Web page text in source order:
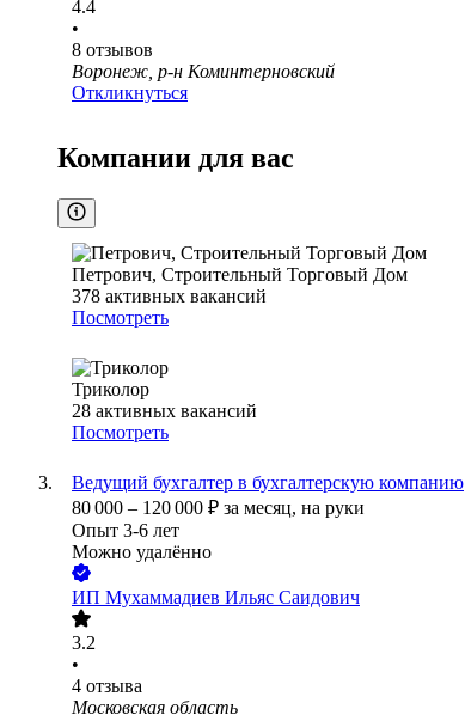
4.4
•
8 отзывов
Воронеж, р-н Коминтерновский
Откликнуться
Компании для вас
Петрович, Строительный Торговый Дом
378 активных вакансий
Посмотреть
Триколор
28 активных вакансий
Посмотреть
Ведущий бухгалтер в бухгалтерскую компанию
80 000 – 120 000 ₽ за месяц, на руки
Опыт 3-6 лет
Можно удалённо
ИП Мухаммадиев Ильяс Саидович
3.2
•
4 отзыва
Московская область